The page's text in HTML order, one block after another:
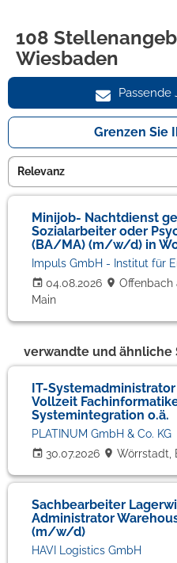
108
Wiesbaden
Passende
Grenzen Sie
Minijob- Nachtdienst
Sozialarbeiter oder
(BA/MA) (m/w/d) in
04.08.2026
Offenbach
Main
verwandte und
IT-
Vollzeit
Systemintegration o.ä.
30.07.2026
PLATINUM GmbH & Co. KG
Wörrstadt,
Sachbearbeiter
Administrator
(m/w/d)
HAVI Logistics GmbH